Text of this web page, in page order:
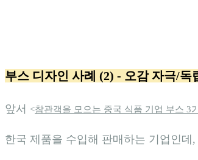
부스 디자인 사례 (2) - 오감 자극/독
앞서 <참관객을 모으는 중국 식품 기업 부스 3
한국 제품을 수입해 판매하는 기업인데,